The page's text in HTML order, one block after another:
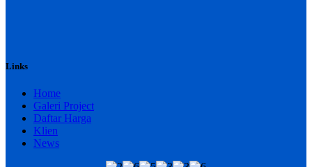
Links
Home
Galeri Project
Daftar Harga
Klien
News